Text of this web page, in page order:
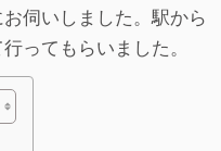
伺いしました。駅から
ってもらいました。